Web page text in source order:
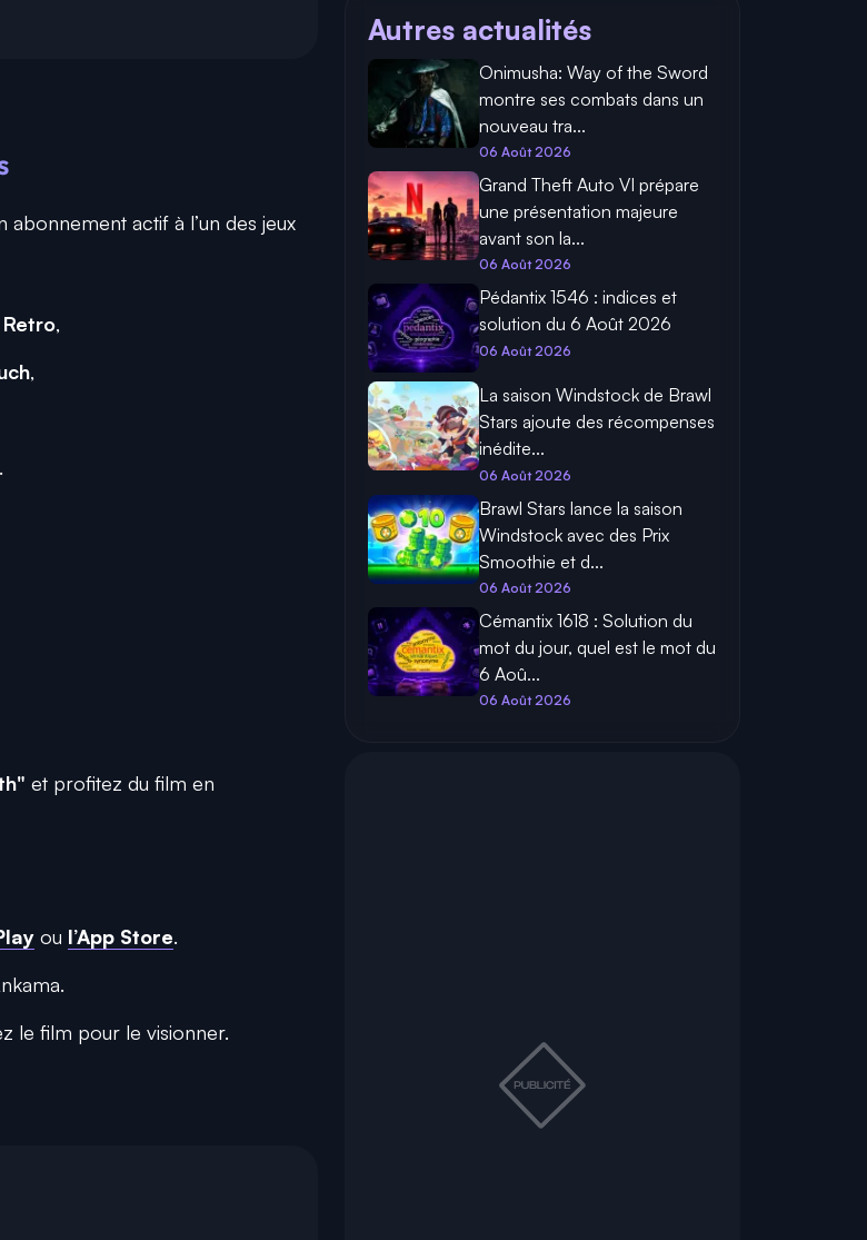
abonnement actif à l’un des jeux
Retro,
,
.
et profitez du film en
ou l’App Store.
le film pour le visionner.
Autres actualités
Onimusha: Way of the Sword
montre ses combats dans un
nouveau tra...
06 Août 2026
Grand Theft Auto VI prépare
une présentation majeure
avant son la...
06 Août 2026
Pédantix 1546 : indices et
solution du 6 Août 2026
06 Août 2026
La saison Windstock de Brawl
Stars ajoute des récompenses
inédite...
06 Août 2026
Brawl Stars lance la saison
Windstock avec des Prix
Smoothie et d...
06 Août 2026
Cémantix 1618 : Solution du
mot du jour, quel est le mot du
6 Aoû...
06 Août 2026